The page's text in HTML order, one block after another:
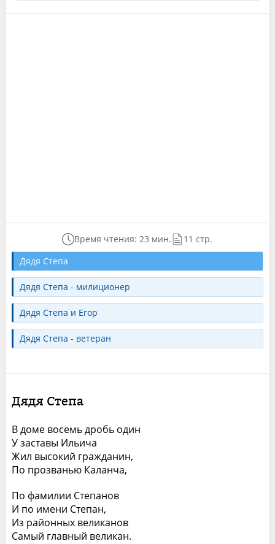
Время чтения: 23 мин.
11 стр.
Дядя Степа
Дядя Степа - милиционер
Дядя Степа и Егор
Дядя Степа - ветеран
Дядя Степа
В доме восемь дробь один
У заставы Ильича
Жил высокий гражданин,
По прозванью Каланча,
По фамилии Степанов
И по имени Степан,
Из районных великанов
Самый главный великан.